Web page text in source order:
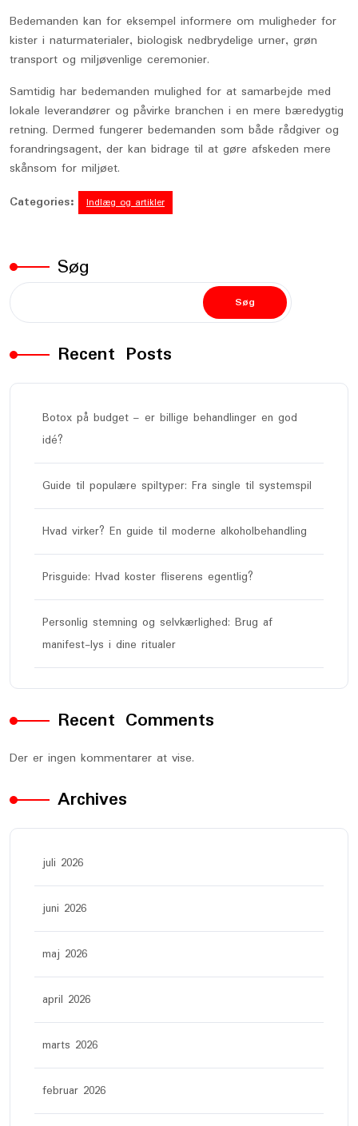
Bedemanden kan for eksempel informere om muligheder for
kister i naturmaterialer, biologisk nedbrydelige urner, grøn
transport og miljøvenlige ceremonier.
Samtidig har bedemanden mulighed for at samarbejde med
lokale leverandører og påvirke branchen i en mere bæredygtig
retning. Dermed fungerer bedemanden som både rådgiver og
forandringsagent, der kan bidrage til at gøre afskeden mere
skånsom for miljøet.
Categories:
Indlæg og artikler
Søg
Søg
Recent Posts
Botox på budget – er billige behandlinger en god
idé?
Guide til populære spiltyper: Fra single til systemspil
Hvad virker? En guide til moderne alkoholbehandling
Prisguide: Hvad koster fliserens egentlig?
Personlig stemning og selvkærlighed: Brug af
manifest-lys i dine ritualer
Recent Comments
Der er ingen kommentarer at vise.
Archives
juli 2026
juni 2026
maj 2026
april 2026
marts 2026
februar 2026